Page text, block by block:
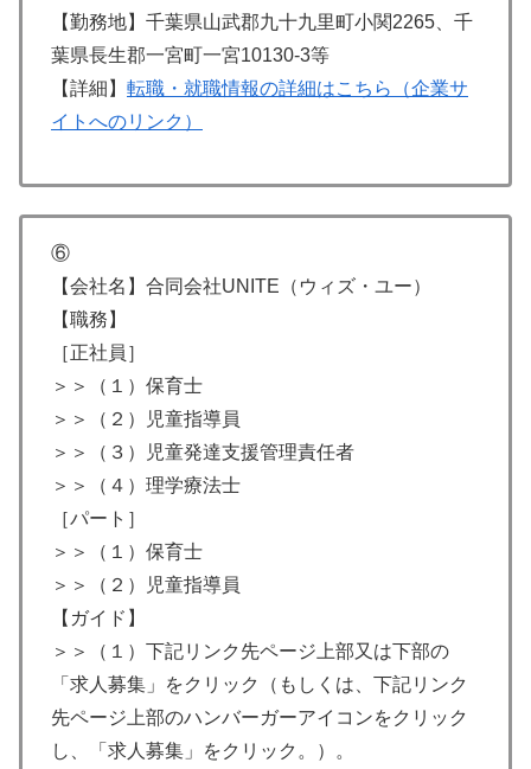
【勤務地】千葉県山武郡九十九里町小関2265、千
葉県長生郡一宮町一宮10130-3等
【詳細】 転職・就職情報の詳細はこちら（企業サ
イトへのリンク）
⑥
【会社名】合同会社UNITE（ウィズ・ユー）
【職務】
［正社員］
＞＞（１）保育士
＞＞（２）児童指導員
＞＞（３）児童発達支援管理責任者
＞＞（４）理学療法士
［パート］
＞＞（１）保育士
＞＞（２）児童指導員
【ガイド】
＞＞（１）下記リンク先ページ上部又は下部の
「求人募集」をクリック（もしくは、下記リンク
先ページ上部のハンバーガーアイコンをクリック
し、「求人募集」をクリック。）。